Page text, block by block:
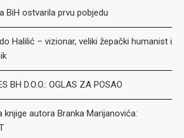
BiH ostvarila prvu pobjedu
Halilić – vizionar, veliki žepački humanist i
BH D.O.O.: OGLAS ZA POSAO
knjige autora Branka Marijanovića: